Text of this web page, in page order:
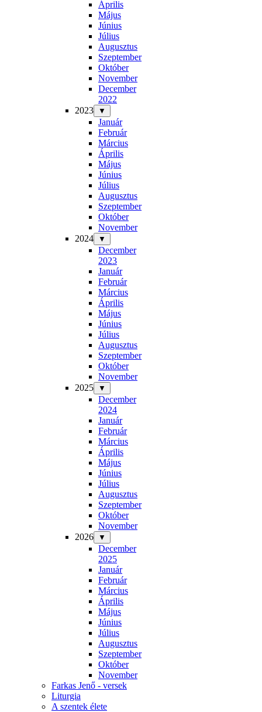
Április
Május
Június
Július
Augusztus
Szeptember
Október
November
December
2022
2023
▼
Január
Február
Március
Április
Május
Június
Július
Augusztus
Szeptember
Október
November
2024
▼
December
2023
Január
Február
Március
Április
Május
Június
Július
Augusztus
Szeptember
Október
November
2025
▼
December
2024
Január
Február
Március
Április
Május
Június
Július
Augusztus
Szeptember
Október
November
2026
▼
December
2025
Január
Február
Március
Április
Május
Június
Július
Augusztus
Szeptember
Október
November
Farkas Jenő - versek
Liturgia
A szentek élete